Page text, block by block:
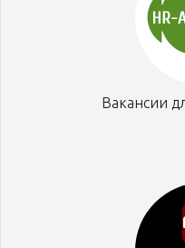
Вакансии